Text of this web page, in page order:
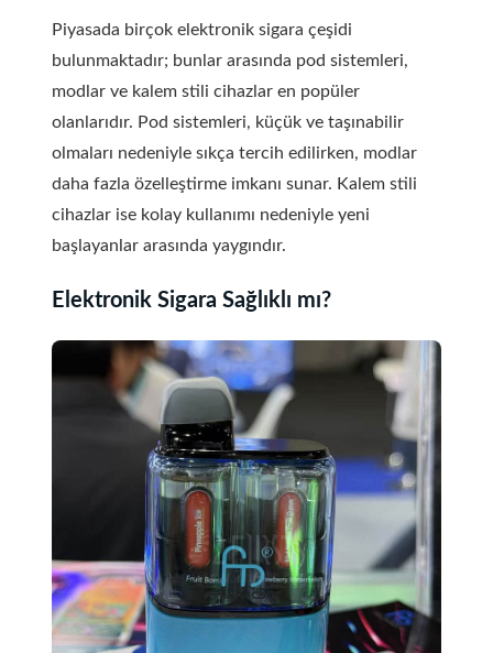
Piyasada birçok elektronik sigara çeşidi
bulunmaktadır; bunlar arasında pod sistemleri,
modlar ve kalem stili cihazlar en popüler
olanlarıdır. Pod sistemleri, küçük ve taşınabilir
olmaları nedeniyle sıkça tercih edilirken, modlar
daha fazla özelleştirme imkanı sunar. Kalem stili
cihazlar ise kolay kullanımı nedeniyle yeni
başlayanlar arasında yaygındır.
Elektronik Sigara Sağlıklı mı?